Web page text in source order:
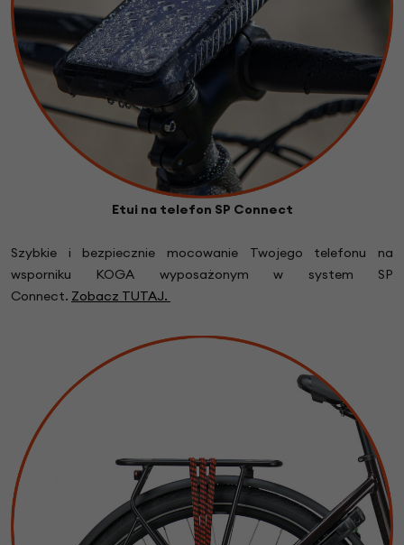
Etui na telefon SP Connect
Szybkie i bezpiecznie mocowanie Twojego telefonu na
wsporniku KOGA wyposażonym w system SP
Connect. Zobacz TUTAJ.